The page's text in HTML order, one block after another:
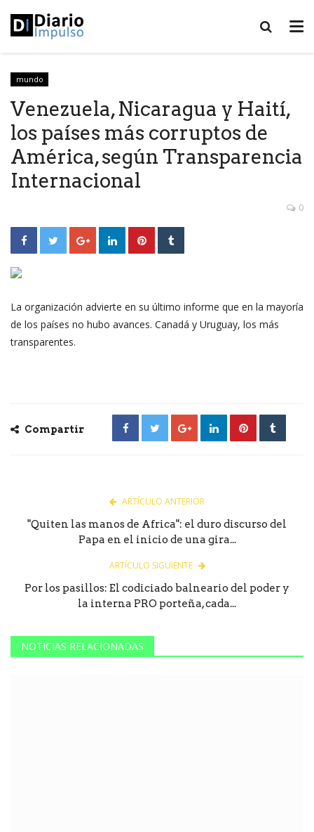
mundo
Venezuela, Nicaragua y Haití,
los países más corruptos de
América, según Transparencia
Internacional
0
La organización advierte en su último informe que en la mayoría
de los países no hubo avances. Canadá y Uruguay, los más
transparentes.
Compartir
ARTÍCULO ANTERIOR
"Quiten las manos de Africa": el duro discurso del
Papa en el inicio de una gira...
ARTÍCULO SIGUIENTE
Por los pasillos: El codiciado balneario del poder y
la interna PRO porteña, cada...
NOTICIAS RELACIONADAS